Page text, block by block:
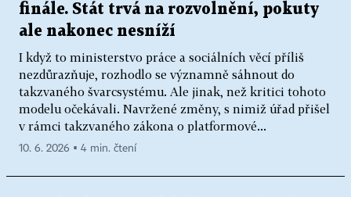
finále. Stát trvá na rozvolnění, pokuty
ale nakonec nesníží
I když to ministerstvo práce a sociálních věcí příliš
nezdůrazňuje, rozhodlo se významně sáhnout do
takzvaného švarcsystému. Ale jinak, než kritici tohoto
modelu očekávali. Navržené změny, s nimiž úřad přišel
v rámci takzvaného zákona o platformové...
10. 6. 2026 ▪ 4 min. čtení